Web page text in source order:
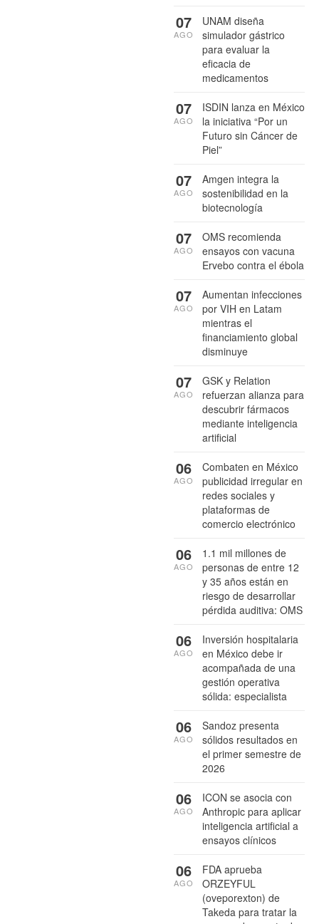
UNAM diseña
simulador gástrico
para evaluar la
eficacia de
medicamentos
07
AGO
ISDIN lanza en México
la iniciativa “Por un
Futuro sin Cáncer de
Piel”
07
AGO
Amgen integra la
sostenibilidad en la
biotecnología
07
AGO
OMS recomienda
ensayos con vacuna
Ervebo contra el ébola
07
AGO
Aumentan infecciones
por VIH en Latam
mientras el
financiamiento global
disminuye
07
AGO
GSK y Relation
refuerzan alianza para
descubrir fármacos
mediante inteligencia
artificial
07
AGO
Combaten en México
publicidad irregular en
redes sociales y
plataformas de
comercio electrónico
06
AGO
1.1 mil millones de
personas de entre 12
y 35 años están en
riesgo de desarrollar
pérdida auditiva: OMS
06
AGO
Inversión hospitalaria
en México debe ir
acompañada de una
gestión operativa
sólida: especialista
06
AGO
Sandoz presenta
sólidos resultados en
el primer semestre de
2026
06
AGO
ICON se asocia con
Anthropic para aplicar
inteligencia artificial a
ensayos clínicos
06
AGO
FDA aprueba
ORZEYFUL
(oveporexton) de
Takeda para tratar la
06
AGO